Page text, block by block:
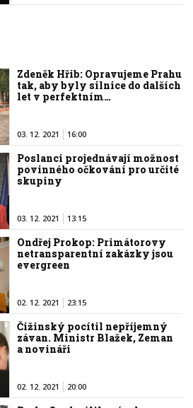
Zdeněk Hřib: Opravujeme Prahu
tak, aby byly silnice do dalších
let v perfektním…
03. 12. 2021 16:00
Poslanci projednávají možnost
povinného očkování pro určité
skupiny
03. 12. 2021 13:15
Ondřej Prokop: Primátorovy
netransparentní zakázky jsou
evergreen
02. 12. 2021 23:15
Čižinský pocítil nepříjemný
závan. Ministr Blažek, Zeman
a novináři
02. 12. 2021 20:00